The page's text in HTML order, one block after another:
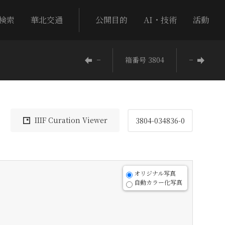
索 華北交通 公開目的 AI・技術 活動
− 箱番号 3804 −
IIIF Curation Viewer 3804-034836-0
オリジナル写真
自動カラー化写真